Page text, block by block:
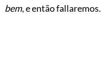
bem, e então fallaremos.